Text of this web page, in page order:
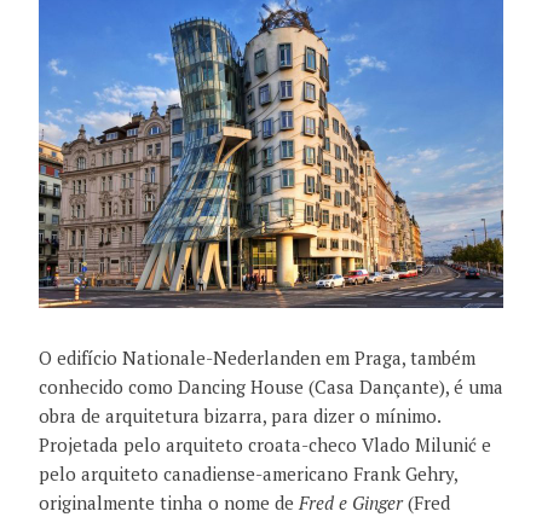
O edifício Nationale-Nederlanden em Praga, também
conhecido como Dancing House (Casa Dançante), é uma
obra de arquitetura bizarra, para dizer o mínimo.
Projetada pelo arquiteto croata-checo Vlado Milunić e
pelo arquiteto canadiense-americano Frank Gehry,
originalmente tinha o nome de Fred e Ginger(Fred